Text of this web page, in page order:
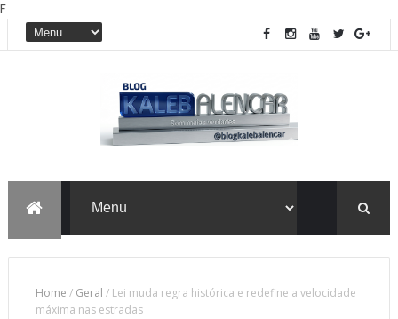
F
Home / Geral / Lei muda regra histórica e redefine a velocidade
máxima nas estradas